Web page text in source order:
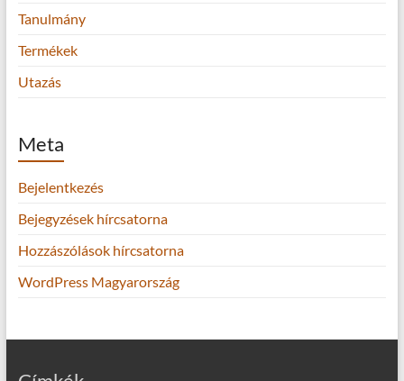
Tanulmány
Termékek
Utazás
Meta
Bejelentkezés
Bejegyzések hírcsatorna
Hozzászólások hírcsatorna
WordPress Magyarország